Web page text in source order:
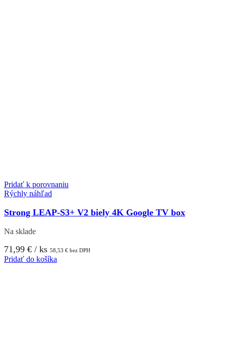
Pridať k porovnaniu
Rýchly náhľad
Strong LEAP-S3+ V2 biely 4K Google TV box
Na sklade
71,99 € / ks 58,53 € bez DPH
Pridať do košíka